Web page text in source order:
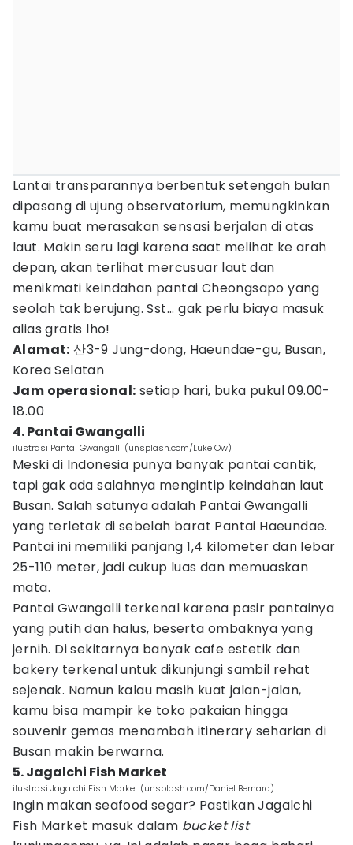
Lantai transparannya berbentuk setengah bulan
dipasang di ujung observatorium, memungkinkan
kamu buat merasakan sensasi berjalan di atas
laut. Makin seru lagi karena saat melihat ke arah
depan, akan terlihat mercusuar laut dan
menikmati keindahan pantai Cheongsapo yang
seolah tak berujung. Sst... gak perlu biaya masuk
alias gratis lho!
Alamat: 산3-9 Jung-dong, Haeundae-gu, Busan,
Korea Selatan
Jam operasional: setiap hari, buka pukul 09.00-
18.00
4. Pantai Gwangalli
ilustrasi Pantai Gwangalli (unsplash.com/Luke Ow)
Meski di Indonesia punya banyak pantai cantik,
tapi gak ada salahnya mengintip keindahan laut
Busan. Salah satunya adalah Pantai Gwangalli
yang terletak di sebelah barat Pantai Haeundae.
Pantai ini memiliki panjang 1,4 kilometer dan lebar
25-110 meter, jadi cukup luas dan memuaskan
mata.
Pantai Gwangalli terkenal karena pasir pantainya
yang putih dan halus, beserta ombaknya yang
jernih. Di sekitarnya banyak cafe estetik dan
bakery terkenal untuk dikunjungi sambil rehat
sejenak. Namun kalau masih kuat jalan-jalan,
kamu bisa mampir ke toko pakaian hingga
souvenir gemas menambah itinerary seharian di
Busan makin berwarna.
5. Jagalchi Fish Market
ilustrasi Jagalchi Fish Market (unsplash.com/Daniel Bernard)
Ingin makan seafood segar? Pastikan Jagalchi
Fish Market masuk dalam bucket list